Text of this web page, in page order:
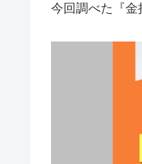
今回調べた『金